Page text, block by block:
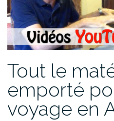
Tout le
emporté
voyage en